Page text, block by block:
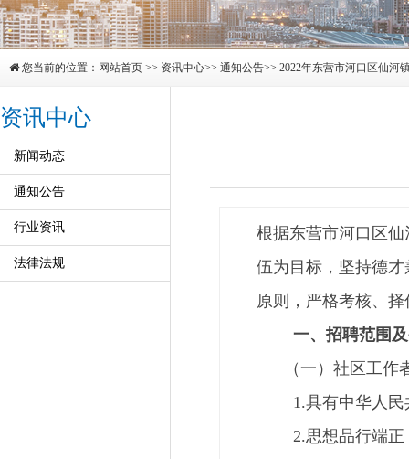
您当前的位置： 网站首页 >> 资讯中心>> 通知公告>> 2022年东营市河口区仙河
资讯中心
新闻动态
通知公告
行业资讯
法律法规
根据东营市河口区
伍为目标，坚持德
原则，严格考核、
一、招聘范围及
（一）社区工作
1.具有中华人民共
2.思想品行端正，